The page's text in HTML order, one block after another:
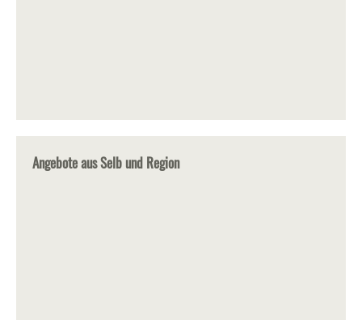
Angebote aus Selb und Region